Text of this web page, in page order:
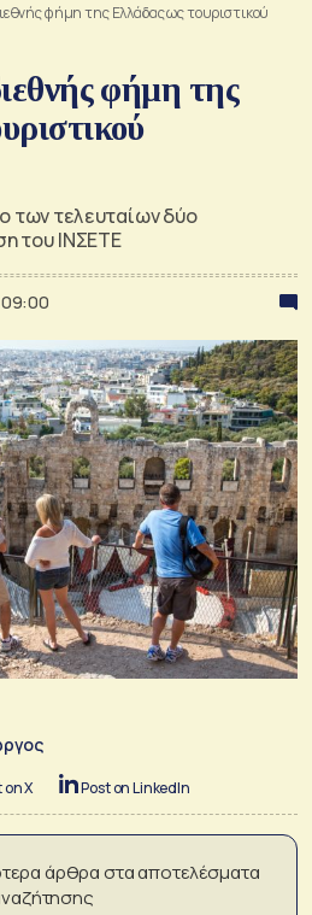
φήμη της Ελλάδας ως τουριστικού
φήμη της
των τελευταίων δύο
του INΣETE
on X Post on LinkedIn
άρθρα στα αποτελέσματα